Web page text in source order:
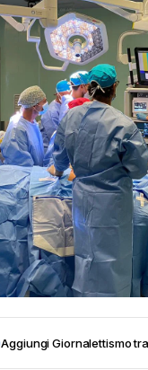
Aggiungi Giornalettismo